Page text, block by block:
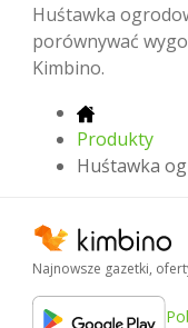
Huśtawka
porównywać
Kimbino.
Produkty
Huśtawka
Najnowsze gazetki,